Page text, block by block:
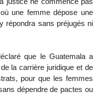
une femme dépose une
répondra sans préjugés ni
que le Guatemala a
la carrière juridique et de
pour que les femmes
dépendre de pactes ou